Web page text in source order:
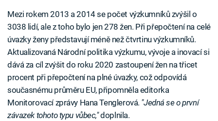
Mezi rokem 2013 a 2014 se počet výzkumníků zvýšil o
3038 lidí, ale z toho bylo jen 278 žen. Při přepočtení na celé
úvazky ženy představují méně než čtvrtinu výzkumníků.
Aktualizovaná Národní politika výzkumu, vývoje a inovací si
dává za cíl zvýšit do roku 2020 zastoupení žen na třicet
procent při přepočtení na plné úvazky, což odpovídá
současnému průměru EU, připomněla editorka
Monitorovací zprávy Hana Tenglerová. "Jedná se o první
závazek tohoto typu vůbec,"doplnila.